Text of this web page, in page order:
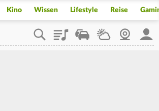
Kino Wissen Lifestyle Reise
PlaylistStaupilotWetterWebcam